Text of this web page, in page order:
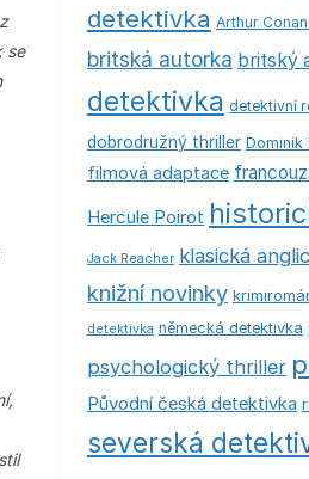
se
detektivka Arthur
britská autorka britský
detektivka detektivní
dobrodružný thriller Dominik
filmová adaptace
Hercule Poirot
Jack Reacher klasická
knižní novinky
detektivka německá detektivka
psychologický thriller
Původní česká detektivka
severská